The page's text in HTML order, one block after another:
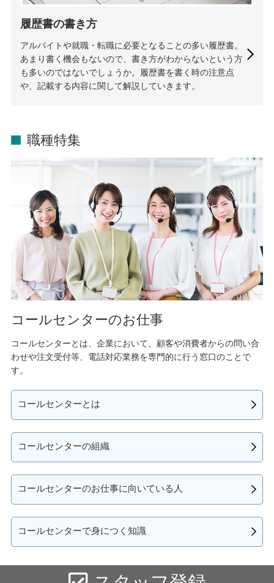
履歴書の書き方
アルバイトや就職・転職に必要となることの多い履歴書。
あまり書く機会もないので、書き方がわからないという方
も多いのではないでしょうか。履歴書を書く時の注意点
や、記載する内容に関して解説していきます。
職種特集
コールセンターのお仕事
コールセンターとは、企業において、顧客や消費者からの問い合
わせや注文受付等、電話対応業務を専門的に行う窓口のことで
す。
コールセンターとは
コールセンターの組織
コールセンターのお仕事に向いている人
コールセンターで身につく知識